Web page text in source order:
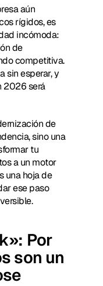
aún
rígidos, es
incómoda:
de
competitiva.
sin esperar, y
2026 será
de
sino una
tu
a un motor
una hoja de
ese paso
Por
son un